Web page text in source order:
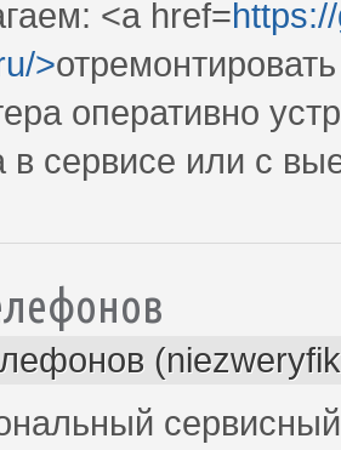
<a href=
>
оперативно
в сервисе или с